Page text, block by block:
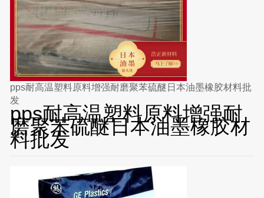
pps耐高温塑料原料增强耐磨聚苯硫醚日本油墨橡胶材料批
发
pps耐高温塑料原料增强耐
磨聚苯硫醚日本油墨橡胶材
料批发